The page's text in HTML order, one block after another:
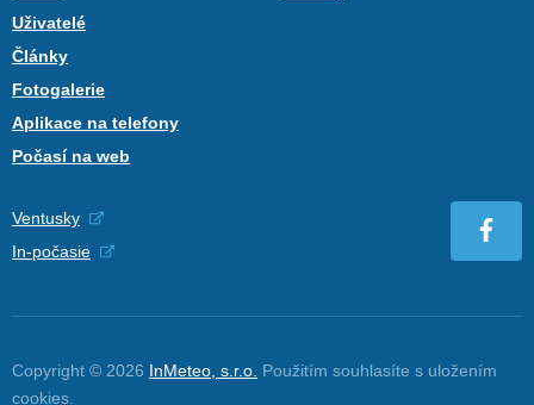
Uživatelé
Články
Fotogalerie
Aplikace na telefony
Počasí na web
Ventusky
In-počasie
Copyright © 2026 InMeteo, s.r.o. Použitím souhlasíte s uložením
cookies